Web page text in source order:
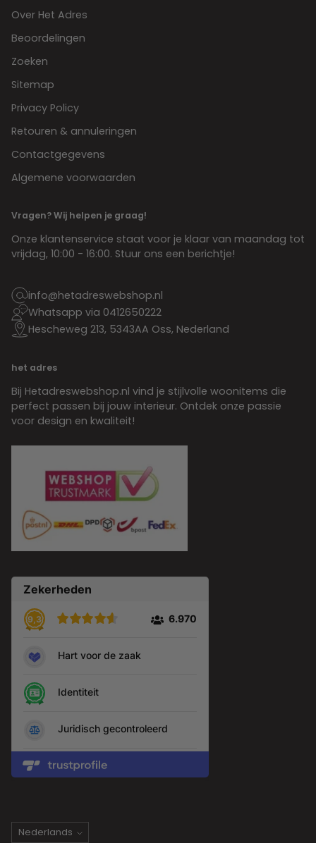
Over Het Adres
Beoordelingen
Zoeken
Sitemap
Privacy Policy
Retouren & annuleringen
Contactgegevens
Algemene voorwaarden
Vragen? Wij helpen je graag!
Onze klantenservice staat voor je klaar van maandag tot
vrijdag, 10:00 - 16:00. Stuur ons een berichtje!
info@hetadreswebshop.nl
Whatsapp via 0412650222
Hescheweg 213, 5343AA Oss, Nederland
het adres
Bij Hetadreswebshop.nl vind je stijlvolle woonitems die
perfect passen bij jouw interieur. Ontdek onze passie
voor design en kwaliteit!
Taal
Nederlands